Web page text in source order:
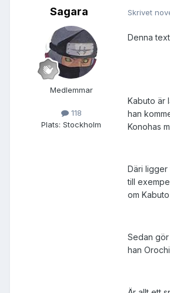
Sagara
Medlemmar
118
Plats: Stockholm
Skrivet
Denna
Kabuto är
han
Konohas
Däri ligger
till
om
Sedan
han